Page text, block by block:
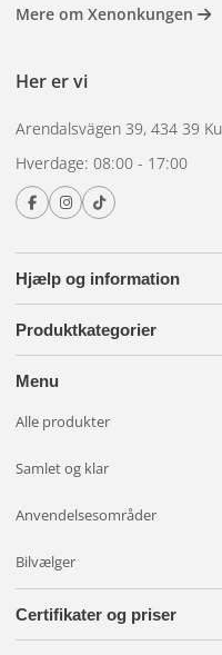
Supreme Drying
Hjælp og information
Produktkategorier
Menu
Alle produkter
Samlet og klar
Anvendelsesområder
Bilvælger
Mere om Xenonkungen
Her er vi
Arendalsvägen 39, 434 39
Hverdage: 08:00 - 17:00
Certifikater og priser